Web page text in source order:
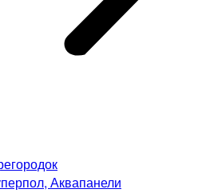
Аквапанели